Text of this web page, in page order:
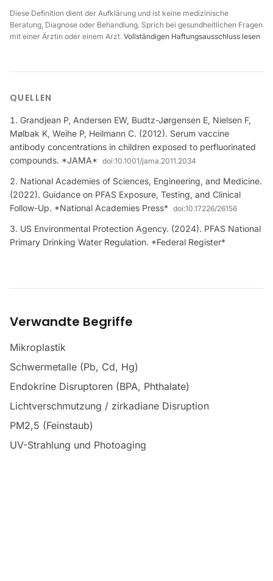
Diese Definition dient der Aufklärung und ist keine medizinische
Beratung, Diagnose oder Behandlung. Sprich bei gesundheitlichen Fragen
mit einer Ärztin oder einem Arzt. Vollständigen Haftungsausschluss lesen
QUELLEN
Grandjean P, Andersen EW, Budtz-Jørgensen E, Nielsen F,
Mølbak K, Weihe P, Heilmann C. (2012). Serum vaccine
antibody concentrations in children exposed to perfluorinated
compounds. *JAMA* doi:10.1001/jama.2011.2034
National Academies of Sciences, Engineering, and Medicine.
(2022). Guidance on PFAS Exposure, Testing, and Clinical
Follow-Up. *National Academies Press* doi:10.17226/26156
US Environmental Protection Agency. (2024). PFAS National
Primary Drinking Water Regulation. *Federal Register*
Verwandte Begriffe
Mikroplastik
Schwermetalle (Pb, Cd, Hg)
Endokrine Disruptoren (BPA, Phthalate)
Lichtverschmutzung / zirkadiane Disruption
PM2,5 (Feinstaub)
UV-Strahlung und Photoaging